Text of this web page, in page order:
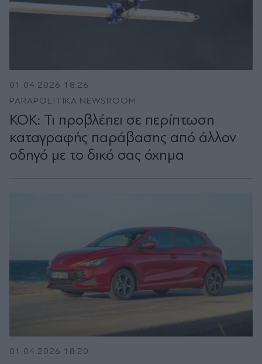
01.04.2026 18:26
PARAPOLITIKA NEWSROOM
ΚΟΚ: Τι προβλέπει σε περίπτωση
καταγραφής παράβασης από άλλον
οδηγό με το δικό σας όχημα
01.04.2026 18:20